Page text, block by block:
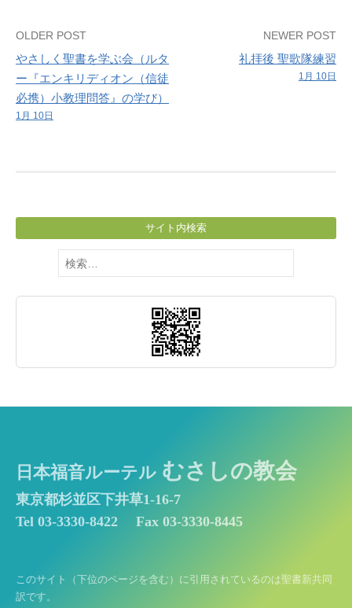
Post
navigation
OLDER POST
やさしく聖書を学ぶ会（ルタ
ー『エンキリディオン（信徒
必携）小教理問答』の学び）
1月 10日
NEWER POST
礼拝後 聖歌隊練習
1月 10日
サイト内検索
検
索:
日本福音ルーテル むさしの教会
東京都杉並区下井草1-16-7
Tel 03-3330-8422
Fax 03-3330-8445
このサイト（下位のページを含む）に引用されているのは聖書新共同
訳です。